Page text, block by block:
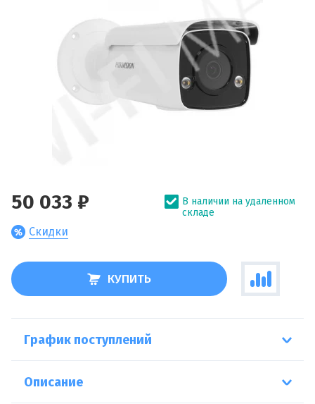
50 033 ₽
Скидки
В наличии на удаленном
складе
КУПИТЬ
График поступлений
Описание